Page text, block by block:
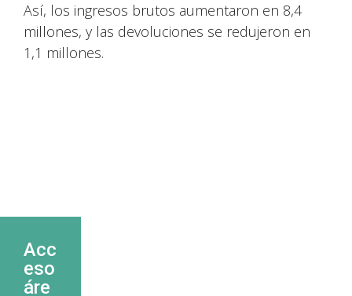
Así, los ingresos brutos aumentaron en 8,4
millones, y las devoluciones se redujeron en
1,1 millones.
Acc
eso
áre